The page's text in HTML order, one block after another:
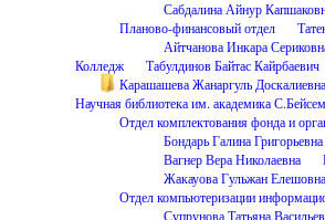
Сабдалина Айнур
Планово-финансовый отдел
Айтчанова Инкара
Колледж
Табулдинов Байтас Кайрбаевич
Карашашева Жанаргуль Доскалиевна
Научная библиотека им. академика
Отдел комплектования фонда и
Бондарь Галина Григорьевна
Вагнер Вера Николаевна
Жакауова Гульжан Елешовна
Отдел компьютеризации
Супрунова Татьяна